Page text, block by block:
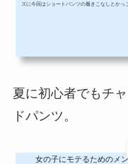
ズに今回はショートパンツの履きこなしとかっ
夏に初心者でもチ
ドパンツ。
女の子にモテるためのメ